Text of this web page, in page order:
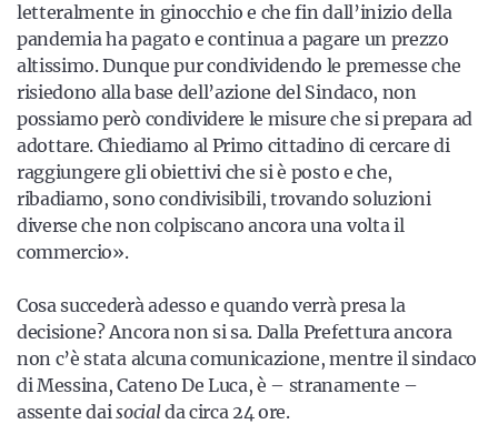
letteralmente in ginocchio e che fin dall’inizio della
pandemia ha pagato e continua a pagare un prezzo
altissimo. Dunque pur condividendo le premesse che
risiedono alla base dell’azione del Sindaco, non
possiamo però condividere le misure che si prepara ad
adottare. Chiediamo al Primo cittadino di cercare di
raggiungere gli obiettivi che si è posto e che,
ribadiamo, sono condivisibili, trovando soluzioni
diverse che non colpiscano ancora una volta il
commercio».
Cosa succederà adesso e quando verrà presa la
decisione? Ancora non si sa. Dalla Prefettura ancora
non c’è stata alcuna comunicazione, mentre il sindaco
di Messina, Cateno De Luca, è – stranamente –
assente daisocialda circa 24 ore.